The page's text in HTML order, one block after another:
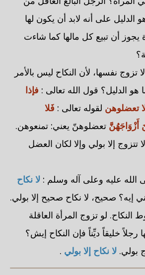
الدليل على أنه لابد أن يكون لها
يجوز أن تبيع كل مالها كما شاءت
تزوج نفسها، لأن النكاح ليس بالأمر
هو الدليل؟ قول الله تعالى : فإذا
تعضلوهن لقوله تعالى : فَلا
أَزْوَاجَهُنَّ تعضلوهنّ يعني: تمنعوهن.
تتزوج إلا بولي وإلا لكان العضل
الله عليه وعلى آله وسلم : لا نكاح
إيه؟ صحيح، لا نكاح صحيح إلا بولي.
لو تزوج المرأة العاقلة
رجلاً خليقاً ديِّناً فإن النكاح إيش؟
بولي. لا نكاح إلا بولي .